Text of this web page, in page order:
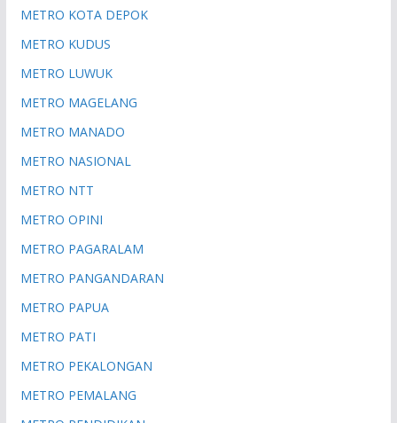
METRO KOTA DEPOK
METRO KUDUS
METRO LUWUK
METRO MAGELANG
METRO MANADO
METRO NASIONAL
METRO NTT
METRO OPINI
METRO PAGARALAM
METRO PANGANDARAN
METRO PAPUA
METRO PATI
METRO PEKALONGAN
METRO PEMALANG